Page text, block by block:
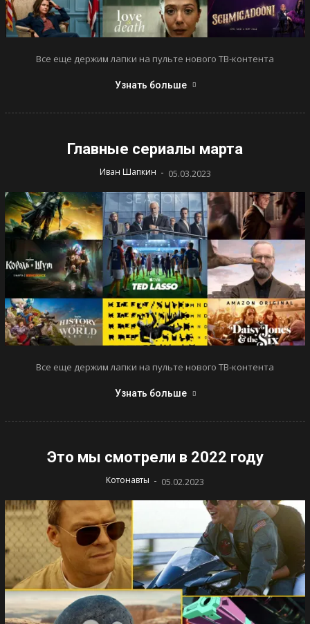
Все еще держим лапки на пульте нового ТВ-контента
Узнать больше
Главные сериалы марта
Иван Шапкин - 05.03.2023
Все еще держим лапки на пульте нового ТВ-контента
Узнать больше
Это мы смотрели в 2022 году
Котонавты - 05.02.2023